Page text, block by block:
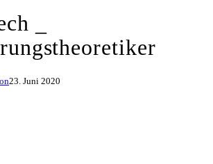
_
23. Juni 2020